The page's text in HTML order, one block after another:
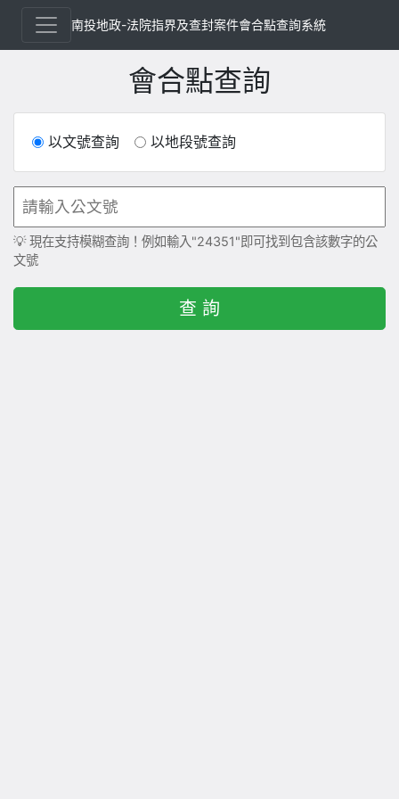
南投地政-法院指界及查封案件會合點查詢系統
會合點查詢
以文號查詢 以地段號查詢
💡 現在支持模糊查詢！例如輸入"24351"即可找到包含該數字的公
文號
查 詢